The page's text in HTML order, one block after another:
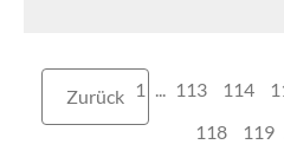
Zurück 1 113 114
118
119